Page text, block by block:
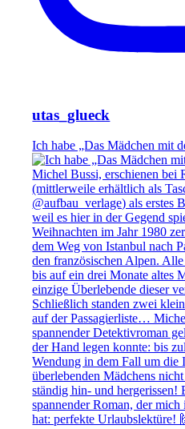
utas_glueck
Ich habe „Das Mädchen mit